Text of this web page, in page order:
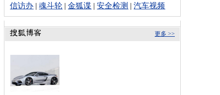
信访办 |魂斗轮 |金狐谍 |安全检测 |汽车视频
更多 >>